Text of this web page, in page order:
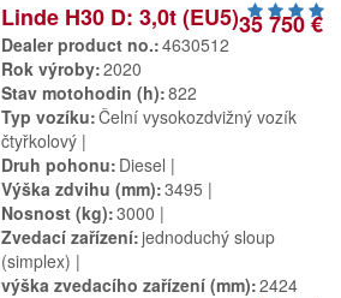
35 750 €
Linde H30 D: 3,0t (EU5)
Dealer product no. 4630512
Rok výroby 2020
Stav motohodin (h) 822
Typ vozíku Čelní vysokozdvižný vozík
čtyřkolový
Druh pohonu Diesel
Výška zdvihu (mm) 3495
Nosnost (kg) 3000
Zvedací zařízení jednoduchý sloup
(simplex)
výška zvedacího zařízení (mm) 2424